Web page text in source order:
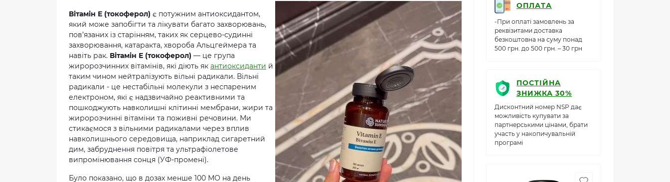
Вітамін Е (токоферол) є потужним антиоксидантом,
який може запобігти та лікувати багато захворювань,
пов’язаних із старінням, таких як серцево-судинні
захворювання, катаракта, хвороба Альцгеймера та
навіть рак. Вітамін Е (токоферол) — це група
жиророзчинних вітамінів, які діють як антиоксиданти й
таким чином нейтралізують вільні радикали. Вільні
радикали - це нестабільні молекули з неспареним
електроном, які є надзвичайно реактивними та
пошкоджують навколишні клітинні мембрани, жири та
жиророзчинні вітаміни та поживні речовини. Ми
стикаємося з вільними радикалами через вплив
навколишнього середовища, наприклад сигаретний
дим, забруднення повітря та ультрафіолетове
випромінювання сонця (УФ-промені).
Було показано, що в дозах менше 100 МО на день
ОПЛАТА
-При оплаті замовлень за
реквізитами доставка
безкоштовна на суму понад
500 грн. до 500 грн. – 30 грн
ПОСТІЙНА
ЗНИЖКА 30%
Дисконтний номер NSP дає
можливість купувати за
партнерськими цінами, брати
участь у накопичувальній
програмі